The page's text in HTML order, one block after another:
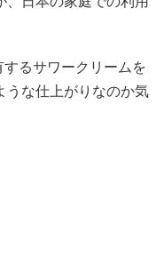
るサワークリームを
うな仕上がりなのか気